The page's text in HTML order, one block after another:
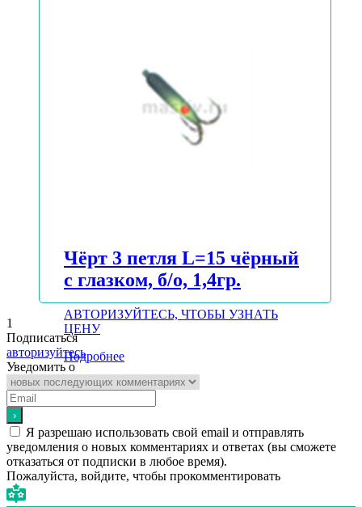
Чёрт 3 петля L=15 чёрный
с глазком, б/о, 1,4гр.
АВТОРИЗУЙТЕСЬ, ЧТОБЫ УЗНАТЬ
ЦЕНУ
Подробнее
1
Подписаться
авторизуйтесь
Уведомить о
Я разрешаю использовать свой email и отправлять
уведомления о новых комментариях и ответах (вы cможете
отказаться от подписки в любое время).
Пожалуйста, войдите, чтобы прокомментировать